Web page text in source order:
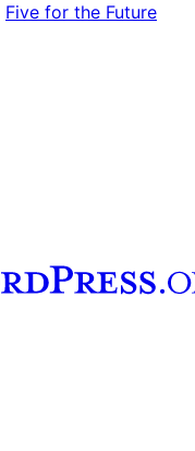
Five for the Future
account